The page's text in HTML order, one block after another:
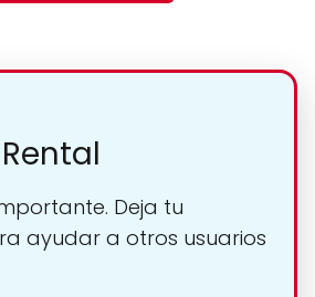
Deja tu
ayudar a otros usuarios